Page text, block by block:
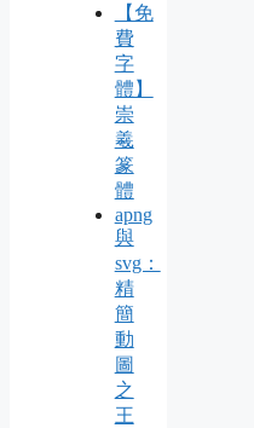
【免
費
字
體】
崇
羲
篆
體
apng
與
svg：
精
簡
動
圖
之
王